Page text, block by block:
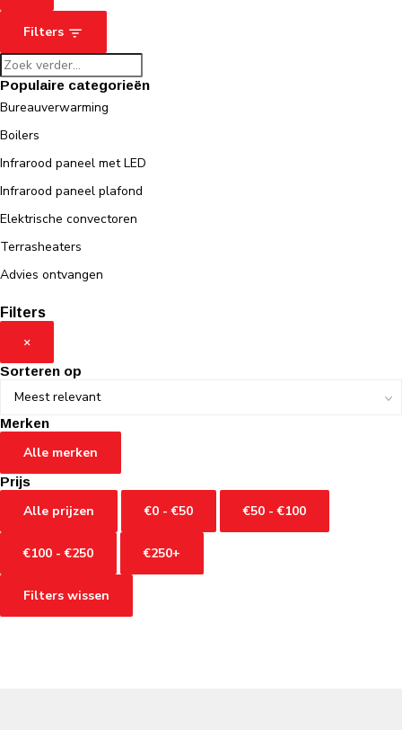
Filters
Populaire categorieën
Bureauverwarming
Boilers
Infrarood paneel met LED
Infrarood paneel plafond
Elektrische convectoren
Terrasheaters
Advies ontvangen
Filters
×
Sorteren op
Merken
Alle merken
Prijs
Alle prijzen €0 - €50 €50 - €100
€100 - €250 €250+
Filters wissen